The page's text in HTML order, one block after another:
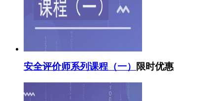
安全评价师系列课程（一） 限时优惠